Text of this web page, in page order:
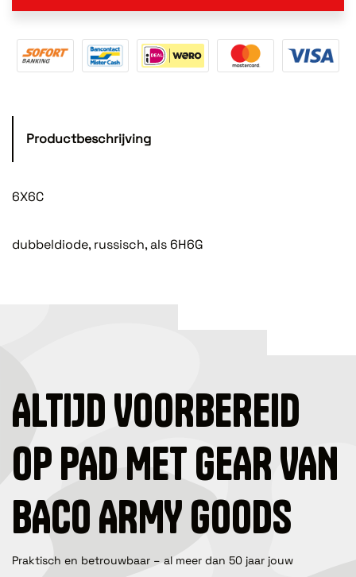
Productbeschrijving
6X6C
dubbeldiode, russisch, als 6H6G
ALTIJD VOORBEREID
OP PAD MET GEAR VAN
BACO ARMY GOODS
Praktisch en betrouwbaar – al meer dan 50 jaar jouw